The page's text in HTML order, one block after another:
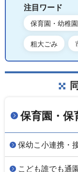
注目ワード
保育園・幼稚園
粗大ごみ
保育園・保
保幼こ小連携・
こども誰でも通